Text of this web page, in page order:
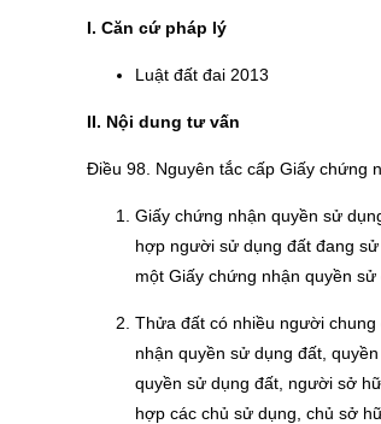
I. Căn cứ pháp lý
Luật đất đai 2013
II. Nội dung tư vấn
Điều 98. Nguyên tắc cấp Giấy chứng
Giấy chứng nhận quyền sử
hợp người sử dụng đất đang
một Giấy chứng nhận quyền
Thửa đất có nhiều người
nhận quyền sử dụng đất,
quyền sử dụng đất, người sở
hợp các chủ sử dụng, chủ sở